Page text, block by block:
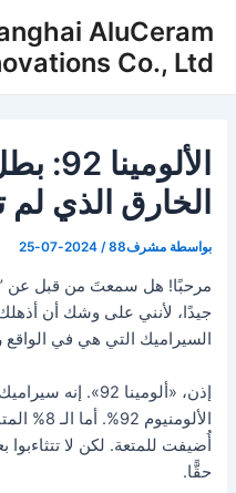
المحتوى
AluCeram
Co., Ltd.
الخارق الذي
بواسطة مشرف88 /
2024-07-25
جيدًا، لأنني على وشك أن
السيراميك التي هي في الواقع
إذن، «ألومينا
أُضيفت للمتعة. لكن لا
حقًّا.